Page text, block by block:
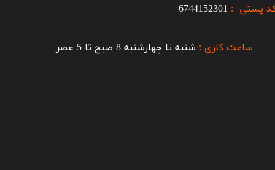
ساعت کاری : شنبه تا چهارشنبه 8 صبح تا 5 عصر
پستی : 6744152301